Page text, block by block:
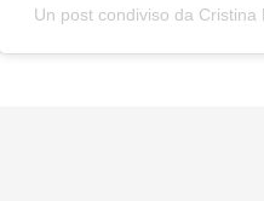
Un post condiviso da